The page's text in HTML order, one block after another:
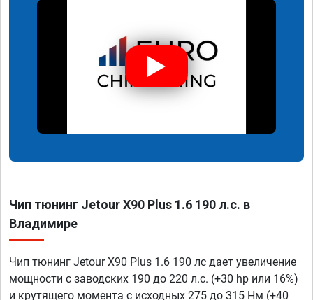
Чип тюнинг Jetour X90 Plus 1.6 190 л.с. в
Владимире
Чип тюнинг Jetour X90 Plus 1.6 190 лс дает увеличение
мощности с заводских 190 до 220 л.с. (+30 hp или 16%)
и крутящего момента с исходных 275 до 315 Нм (+40